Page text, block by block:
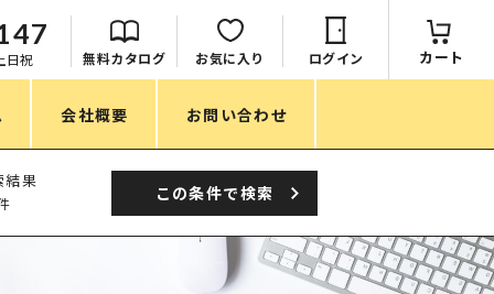
日祝 無料カタログ お気に入り ログイン カート
会社概要 お問い合わせ
結果
この条件で検索